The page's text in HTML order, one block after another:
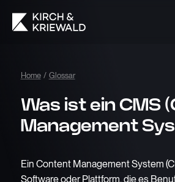
Home / Glossar
Was ist ein CMS
Management
Ein Content Management System
Software oder Plattform, die es